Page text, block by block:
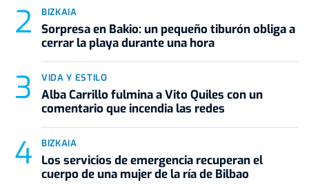
BIZKAIA
Sorpresa en Bakio: un pequeño tiburón obliga a
cerrar la playa durante una hora
VIDA Y ESTILO
Alba Carrillo fulmina a Vito Quiles con un
comentario que incendia las redes
BIZKAIA
Los servicios de emergencia recuperan el
cuerpo de una mujer de la ría de Bilbao